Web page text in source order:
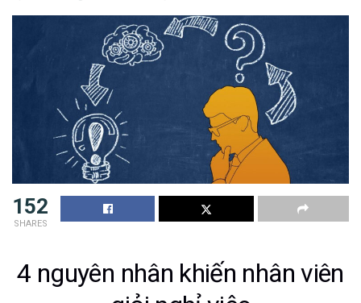
152
SHARES
4 nguyên nhân khiến nhân viên